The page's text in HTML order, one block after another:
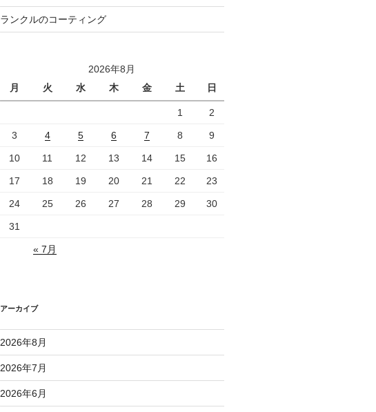
ランクルのコーティング
2026年8月
月
火 水 木 金 土 日
1 2
3 4 5 6 7 8 9
10 11 12 13 14 15 16
17 18 19 20 21 22 23
24 25 26 27 28 29 30
31
« 7月
アーカイブ
2026年8月
2026年7月
2026年6月